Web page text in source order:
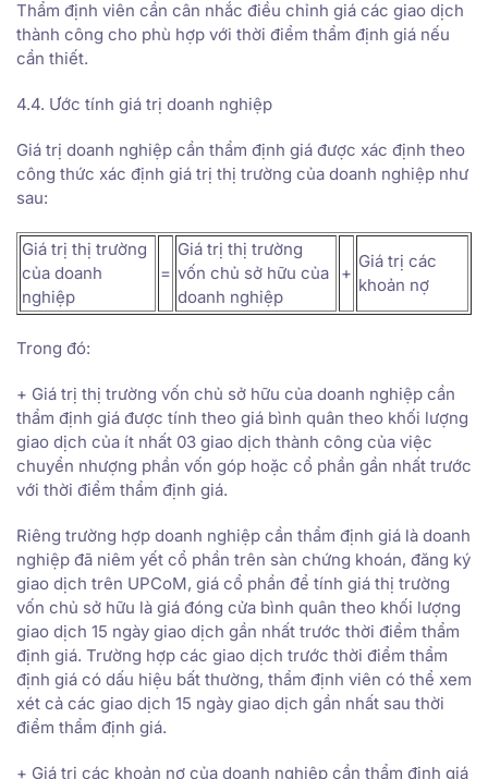
Thẩm định viên cần cân nhắc điều chỉnh giá các giao dịch
thành công cho phù hợp với thời điểm thẩm định giá nếu
cần thiết.
4.4. Ước tính giá trị doanh nghiệp
Giá trị doanh nghiệp cần thẩm định giá được xác định theo
công thức xác định giá trị thị trường của doanh nghiệp như
sau:
Giá trị thị trường
của doanh
nghiệp
=
Giá trị thị trường
vốn chủ sở hữu của
doanh nghiệp
+
Giá trị các
khoản nợ
Trong đó:
+ Giá trị thị trường vốn chủ sở hữu của doanh nghiệp cần
thẩm định giá được tính theo giá bình quân theo khối lượng
giao dịch của ít nhất 03 giao dịch thành công của việc
chuyển nhượng phần vốn góp hoặc cổ phần gần nhất trước
với thời điểm thẩm định giá.
Riêng trường hợp doanh nghiệp cần thẩm định giá là doanh
nghiệp đã niêm yết cổ phần trên sàn chứng khoán, đăng ký
giao dịch trên UPCoM, giá cổ phần để tính giá thị trường
vốn chủ sở hữu là giá đóng cửa bình quân theo khối lượng
giao dịch 15 ngày giao dịch gần nhất trước thời điểm thẩm
định giá. Trường hợp các giao dịch trước thời điểm thẩm
định giá có dấu hiệu bất thường, thẩm định viên có thể xem
xét cả các giao dịch 15 ngày giao dịch gần nhất sau thời
điểm thẩm định giá.
+ Giá trị các khoản nợ của doanh nghiệp cần thẩm định giá